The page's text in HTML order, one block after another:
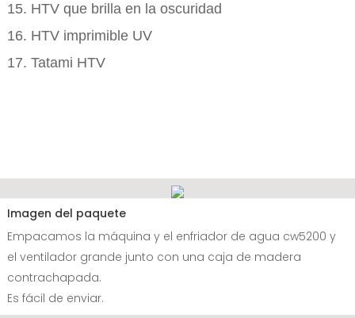
15. HTV que brilla en la oscuridad
16. HTV imprimible UV
17. Tatami HTV
Imagen del paquete
Empacamos la máquina y el enfriador de agua cw5200 y
el ventilador grande junto con una caja de madera
contrachapada.
Es fácil de enviar.